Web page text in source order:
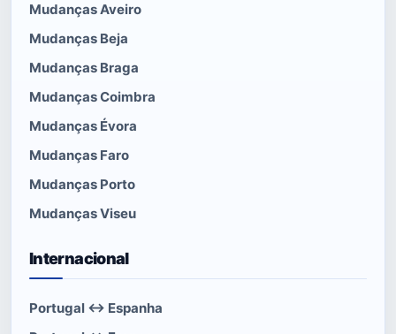
Mudanças Aveiro
Mudanças Beja
Mudanças Braga
Mudanças Coimbra
Mudanças Évora
Mudanças Faro
Mudanças Porto
Mudanças Viseu
Internacional
Portugal ↔ Espanha